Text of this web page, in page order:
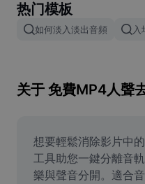
Image merge
Resize Image
Meme Generator
AI Text Remover
热门模板
如何淡入淡出音頻 入
关于 免費MP4人聲
想要輕鬆消除影片中
工具助您一鍵分離音
樂與聲音分開。適合